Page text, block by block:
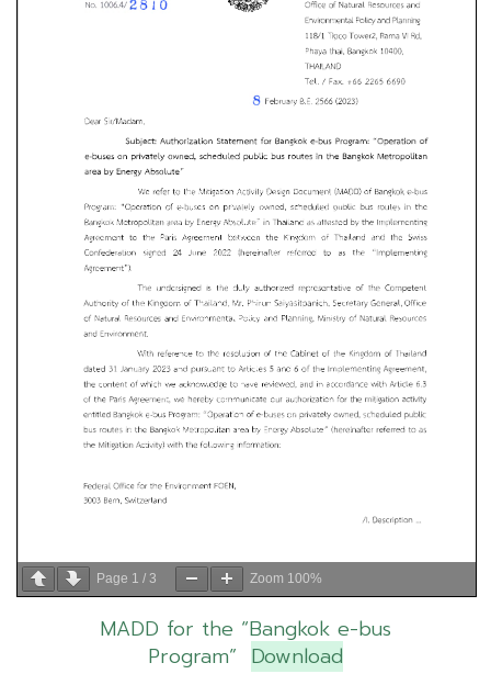
Page 1 / 3 Zoom 100%
MADD for the “Bangkok e-bus
Program” Download